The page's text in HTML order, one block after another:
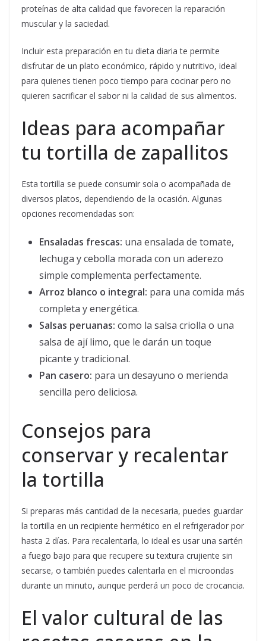
proteínas de alta calidad que favorecen la reparación
muscular y la saciedad.
Incluir esta preparación en tu dieta diaria te permite
disfrutar de un plato económico, rápido y nutritivo, ideal
para quienes tienen poco tiempo para cocinar pero no
quieren sacrificar el sabor ni la calidad de sus alimentos.
Ideas para acompañar
tu tortilla de zapallitos
Esta tortilla se puede consumir sola o acompañada de
diversos platos, dependiendo de la ocasión. Algunas
opciones recomendadas son:
Ensaladas frescas: una ensalada de tomate,
lechuga y cebolla morada con un aderezo
simple complementa perfectamente.
Arroz blanco o integral: para una comida más
completa y energética.
Salsas peruanas: como la salsa criolla o una
salsa de ají limo, que le darán un toque
picante y tradicional.
Pan casero: para un desayuno o merienda
sencilla pero deliciosa.
Consejos para
conservar y recalentar
la tortilla
Si preparas más cantidad de la necesaria, puedes guardar
la tortilla en un recipiente hermético en el refrigerador por
hasta 2 días. Para recalentarla, lo ideal es usar una sartén
a fuego bajo para que recupere su textura crujiente sin
secarse, o también puedes calentarla en el microondas
durante un minuto, aunque perderá un poco de crocancia.
El valor cultural de las